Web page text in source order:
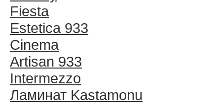
Fiesta
Estetica 933
Cinema
Artisan 933
Intermezzo
Ламинат Kastamonu